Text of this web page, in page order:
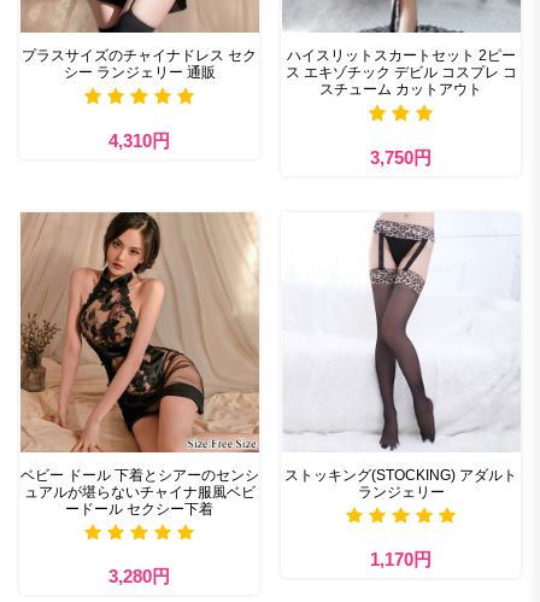
プラスサイズのチャイナドレス セク
シー ランジェリー 通販
4,310円
ハイスリットスカートセット 2ピー
ス エキゾチック デビル コスプレ コ
スチューム カットアウト
3,750円
ベビー ドール 下着とシアーのセンシ
ュアルが堪らないチャイナ服風ベビ
ードール セクシー下着
3,280円
ストッキング(STOCKING) アダルト
ランジェリー
1,170円